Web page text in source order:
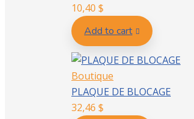
10,40 $
Add to cart
Boutique
PLAQUE DE BLOCAGE
32,46 $